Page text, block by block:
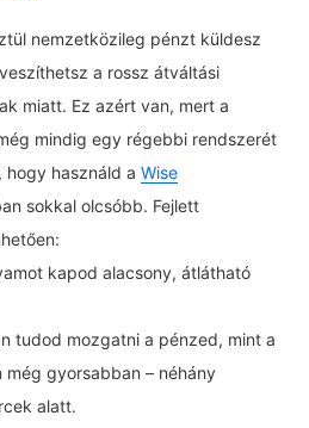
nemzetközileg pénzt küldesz
a rossz átváltási
miatt. Ez azért van, mert a
mindig egy régebbi rendszerét
hogy használd a Wise
sokkal olcsóbb. Fejlett
kapod alacsony, átlátható
tudod mozgatni a pénzed, mint a
gyorsabban – néhány
alatt.